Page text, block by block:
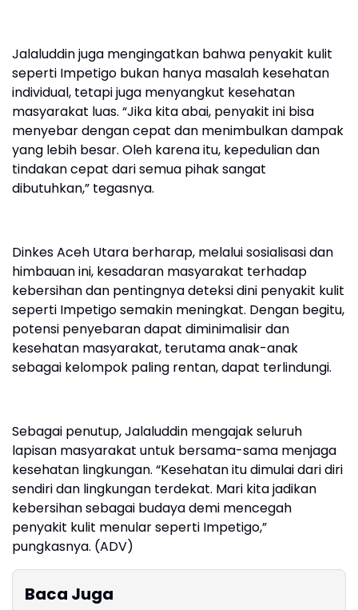
Jalaluddin juga mengingatkan bahwa penyakit kulit
seperti Impetigo bukan hanya masalah kesehatan
individual, tetapi juga menyangkut kesehatan
masyarakat luas. “Jika kita abai, penyakit ini bisa
menyebar dengan cepat dan menimbulkan dampak
yang lebih besar. Oleh karena itu, kepedulian dan
tindakan cepat dari semua pihak sangat
dibutuhkan,” tegasnya.
Dinkes Aceh Utara berharap, melalui sosialisasi dan
himbauan ini, kesadaran masyarakat terhadap
kebersihan dan pentingnya deteksi dini penyakit kulit
seperti Impetigo semakin meningkat. Dengan begitu,
potensi penyebaran dapat diminimalisir dan
kesehatan masyarakat, terutama anak-anak
sebagai kelompok paling rentan, dapat terlindungi.
Sebagai penutup, Jalaluddin mengajak seluruh
lapisan masyarakat untuk bersama-sama menjaga
kesehatan lingkungan. “Kesehatan itu dimulai dari diri
sendiri dan lingkungan terdekat. Mari kita jadikan
kebersihan sebagai budaya demi mencegah
penyakit kulit menular seperti Impetigo,”
pungkasnya. (ADV)
Baca Juga